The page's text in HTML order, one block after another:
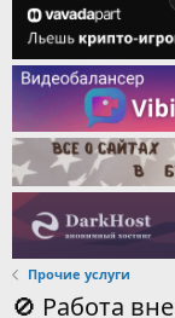
Прочие услуги
🚫 Работа